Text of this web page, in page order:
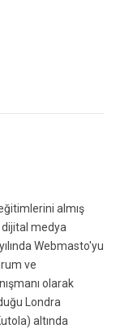
almış
dijital medya
Webmasto'yu
ve
olarak
Londra
altında